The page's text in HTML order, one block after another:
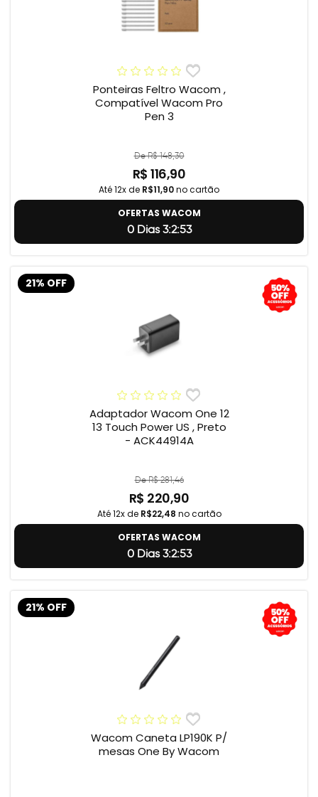
Ponteiras Feltro Wacom ,
Compatível Wacom Pro
Pen 3
De R$ 148,30
R$ 116,90
Até 12x de R$11,90no cartão
OFERTAS WACOM
0 Dias 3:2:52
21% OFF
Adaptador Wacom One 12
13 Touch Power US , Preto
- ACK44914A
De R$ 281,46
R$ 220,90
Até 12x de R$22,48 no cartão
OFERTAS WACOM
0 Dias 3:2:52
21% OFF
Wacom Caneta LP190K P/
mesas One By Wacom